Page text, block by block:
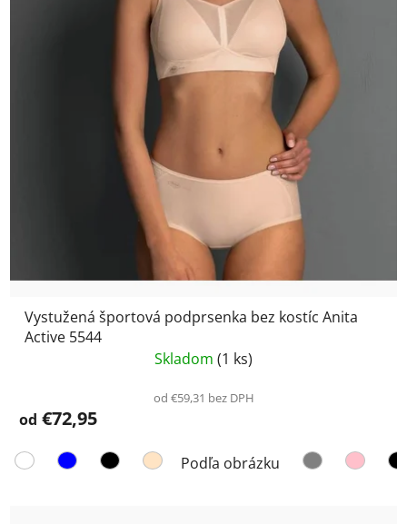
Vystužená športová podprsenka bez kostíc Anita
Active 5544
Skladom (1 ks)
od €59,31 bez DPH
od €72,95
Podľa obrázku